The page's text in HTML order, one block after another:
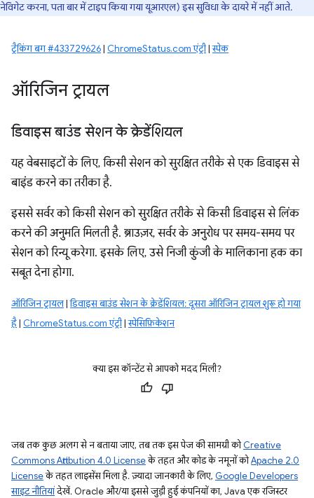
नेविगेट करना, पता बार में टाइप किया गया यूआरएल) इस सुविधा के दायरे में नहीं आते.
ट्रैकिंग बग #433729626| ChromeStatus.com एंट्री|स्पेक
ऑरिजिन ट्रायल
डिवाइस बाउंड सेशन के क्रेडेंशियल
यह वेबसाइटों के लिए, किसी सेशन को सुरक्षित तरीके से एक डिवाइस से
बाइंड करने का तरीका है.
इससे सर्वर को किसी सेशन को सुरक्षित तरीके से किसी डिवाइस से लिंक
करने की अनुमति मिलती है. ब्राउज़र, सर्वर के अनुरोध पर समय-समय पर
सेशन को रिन्यू करेगा. इसके लिए, उसे निजी कुंजी के मालिकाना हक का
सबूत देना होगा.
ऑरिजिन ट्रायल|डिवाइस बाउंड सेशन के क्रेडेंशियल: दूसरा ऑरिजिन ट्रायल शुरू हो गया
है| ChromeStatus.com एंट्री|स्पेसिफ़िकेशन
क्या इस कॉन्टेंट से आपको मदद मिली?
जब तक कुछ अलग से न बताया जाए, तब तक इस पेज की सामग्री कोCreative
Commons Attribution 4.0 Licenseके तहत और कोड के नमूनों कोApache 2.0
Licenseके तहत लाइसेंस मिला है. ज़्यादा जानकारी के लिए, Google Developers
साइट नीतियांदेखें. Oracle और/या इससे जुड़ी हुई कंपनियों का, Java एक रजिस्टर